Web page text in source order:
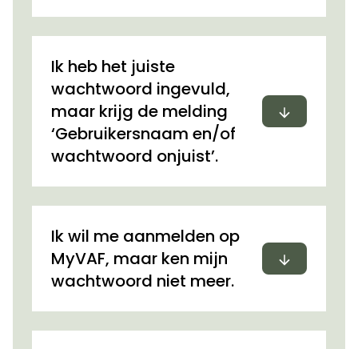
Ik heb het juiste
wachtwoord ingevuld,
maar krijg de melding
‘Gebruikersnaam en/of
wachtwoord onjuist’.
Uitvouwen
Ik wil me aanmelden op
MyVAF, maar ken mijn
wachtwoord niet meer.
Uitvouwen